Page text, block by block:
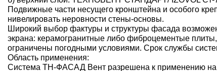
Подвижные части несущего кронштейна и особого
нивелировать неровности стены-основы.
Широкий выбор фактуры и структуры фасада
экрана: керамогранитные либо фиброцементые
ограничены погодными условиями. Срок службы
Область применения:
Система ТН-ФАСАД Вент разрешена к применению на